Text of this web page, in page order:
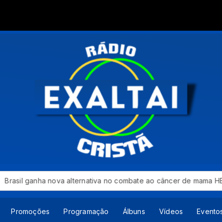
ao câncer de mama HER2-positivo agressivo
Promoções Programação Álbuns Vídeos